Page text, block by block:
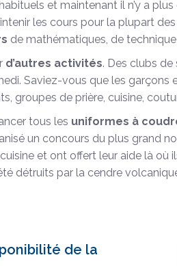
et maintenant il n’y a
les cours pour la plupart
de mathématiques, de
d’autres activités. Des clubs
Saviez-vous que les garçons
groupes de prière, cuisine,
tous les uniformes à
un concours du plus grand
et ont offert leur aide là
détruits par la cendre
de la